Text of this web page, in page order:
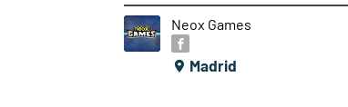
Neox Games
Madrid